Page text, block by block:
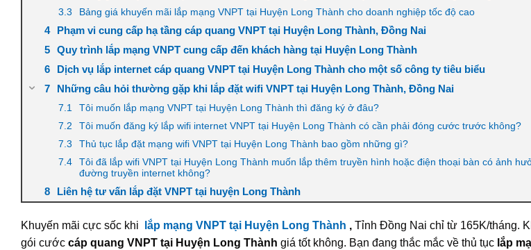
Bảng giá khuyến mãi lắp mạng VNPT tại Huyện Long Thành cho doanh nghiệp tốc độ cao
Phạm vi cung cấp hạ tầng cáp quang VNPT tại Huyện Long Thành, Đồng Nai
Quy trình lắp mạng VNPT cung cấp đến khách hàng tại Huyện Long Thành
Dịch vụ lắp internet cáp quang VNPT tại Huyện Long Thành cho một số công ty tiêu biểu
Những câu hỏi thường gặp khi lắp đặt wifi VNPT tại Huyện Long Thành, Đồng Nai
Tôi muốn lắp mạng VNPT tại Huyện Long Thành thì đăng ký ở đâu?
Tôi muốn đăng ký lắp wifi internet VNPT tại Huyện Long Thành có cần phải đóng cước trước không?
Thủ tục lắp đặt mạng wifi VNPT tại Huyện Long Thành bao gồm những gì?
Tôi đã lắp wifi VNPT tại Huyện Long Thành muốn lắp thêm truyền hình hoặc điện thoại bàn có ảnh
đường truyền internet không?
Liên hệ tư vấn lắp đặt VNPT tại huyện Long Thành
Khuyến mãi cực sốc khi lắp mạng VNPT tại Huyện Long Thành , Tỉnh Đồng Nai chỉ từ 165K/tháng.
gói cước cáp quang VNPT tại Huyện Long Thành giá tốt không. Bạn đang thắc mắc về thủ tục lắp